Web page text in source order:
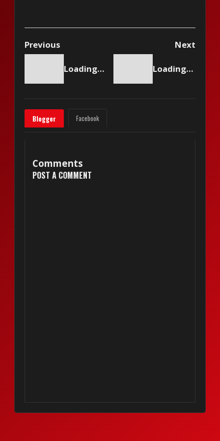
Previous Next
Loading content... Loading content...
Blogger Facebook
Comments
POST A COMMENT